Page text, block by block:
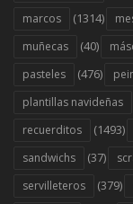
marcos (1314)
muñecas (40)
pasteles (476)
plantillas navideñas
recuerditos (1493)
sandwichs (37)
servilleteros (379)